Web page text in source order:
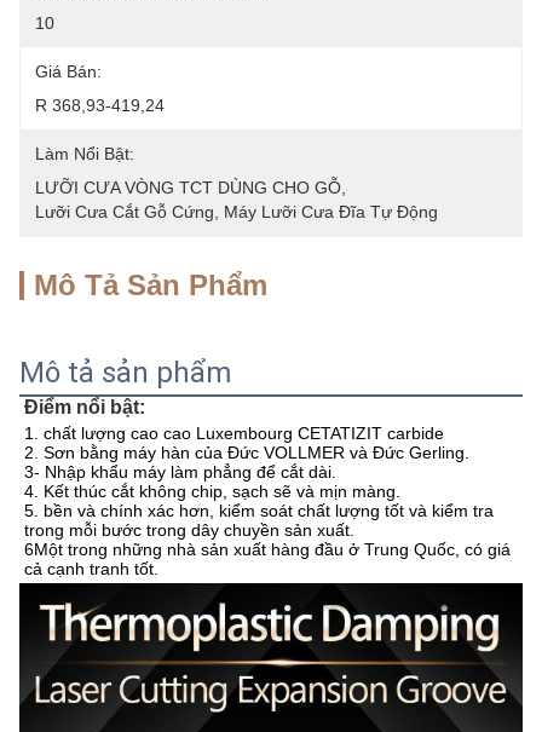
10
Giá Bán:
R 368,93-419,24
Làm Nổi Bật:
LƯỠI CƯA VÒNG TCT DÙNG CHO GỖ
Lưỡi Cưa Cắt Gỗ Cứng
Máy Lưỡi Cưa Đĩa Tự Động
Mô Tả Sản Phẩm
Mô tả sản phẩm
Điểm nổi bật:
1. chất lượng cao cao Luxembourg CETATIZIT carbide
2. Sơn bằng máy hàn của Đức VOLLMER và Đức Gerling.
3- Nhập khẩu máy làm phẳng để cắt dài.
4. Kết thúc cắt không chip, sạch sẽ và mịn màng.
5. bền và chính xác hơn, kiểm soát chất lượng tốt và kiểm tra
trong mỗi bước trong dây chuyền sản xuất.
6Một trong những nhà sản xuất hàng đầu ở Trung Quốc, có giá
cả cạnh tranh tốt.